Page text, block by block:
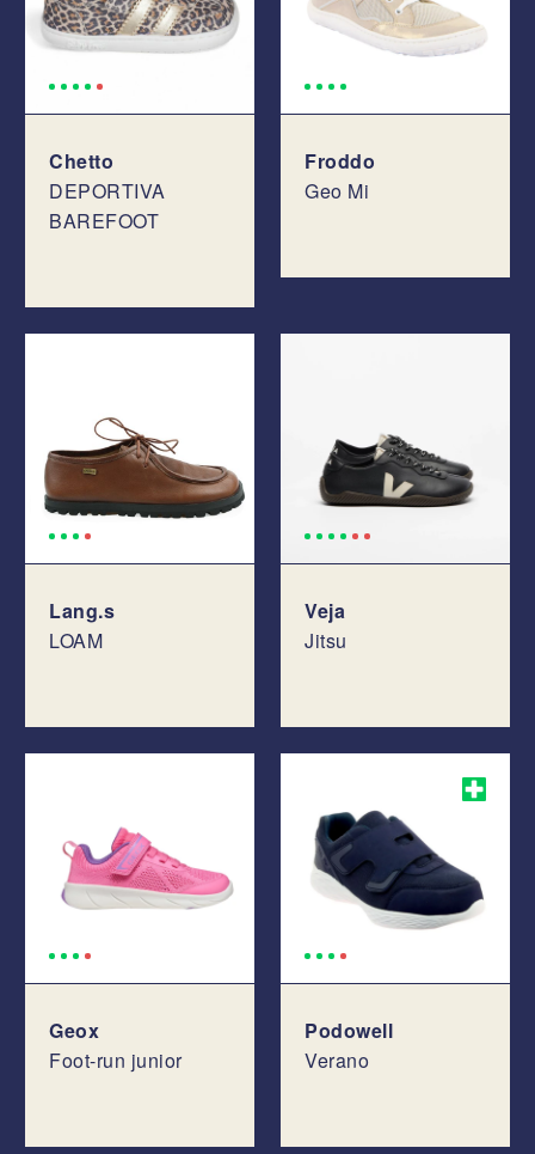
Chetto
DEPORTIVA
BAREFOOT
Froddo
Geo Mi
Lang.s
LOAM
Veja
Jitsu
Geox
Foot-run junior
Podowell
Verano